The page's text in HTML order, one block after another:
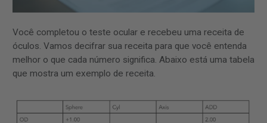
Você completou o teste ocular e recebeu uma receita de
óculos. Vamos decifrar sua receita para que você entenda
melhor o que cada número significa. Abaixo está uma tabela
que mostra um exemplo de receita.